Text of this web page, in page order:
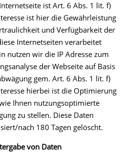
ist Art. 6 Abs. 1 lit. f)
ist hier die Gewährleistung
und Verfügbarkeit der
Internetseiten verarbeitet
nutzen wir die IP Adresse zum
der Webseite auf Basis
gem. Art. 6 Abs. 1 lit. f)
hierbei ist die Optimierung
Ihnen nutzungsoptimierte
zu stellen. Diese Daten
nach 180 Tagen gelöscht.
von Daten